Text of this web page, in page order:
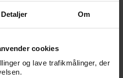
Detaljer Om
cookies
og lave trafikmålinger, der